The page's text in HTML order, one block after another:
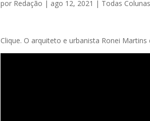
por Redação | ago 12, 2021 | Todas Colunas
Clique. O arquiteto e urbanista Ronei